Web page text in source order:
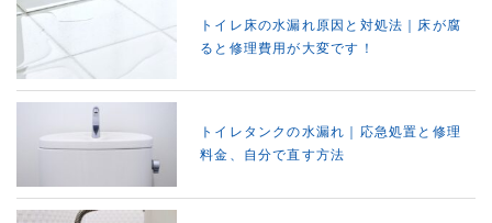
トイレ床の水漏れ原因と対処法｜床が腐
ると修理費用が大変です！
トイレタンクの水漏れ｜応急処置と修理
料金、自分で直す方法